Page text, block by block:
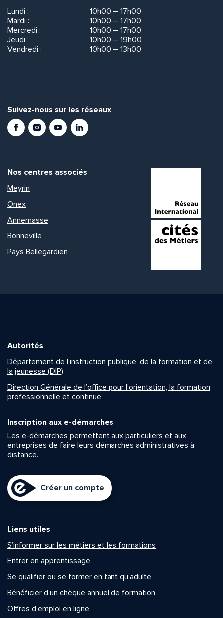
Lundi :
10h00 – 17h00
Mardi :
10h00 – 17h00
Mercredi :
10h00 – 17h00
Jeudi :
10h00 – 19h00
Vendredi :
10h00 – 13h00
Suivez-nous sur les réseaux
FacebookInstagramYoutubeLinkedIn
Nos centres associés
Meyrin
Onex
Annemasse
Bonneville
Pays Bellegardien
Autorités
Département de l’instruction publique, de la formation et de
la jeunesse (DIP)
Direction Générale de l’office pour l’orientation, la formation
professionnelle et continue
Inscription aux e-démarches
Les e-démarches permettent aux particuliers et aux
entreprises de faire leurs démarches administratives à
distance.
Créer un compte
Liens utiles
S’informer sur les métiers et les formations
Entrer en apprentissage
Se qualifier ou se former en tant qu’adulte
Bénéficier d’un chèque annuel de formation
Offres d’emploi en ligne